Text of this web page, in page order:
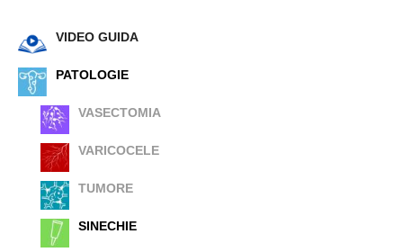
VIDEO GUIDA
PATOLOGIE
VASECTOMIA
VARICOCELE
TUMORE
SINECHIE